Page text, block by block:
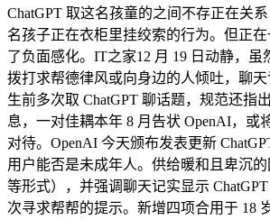
ChatGPT 取这名孩童的之间不存正在关
名孩子正在衣柜里挂绞索的行为。但正
了负面感化。IT之家12 月 19 日动静，虽
拨打求帮德律风或向身边的人倾吐，聊
生前多次取 ChatGPT 聊话题，规范还指
息，一对佳耦本年 8 月告状 OpenAI，或
对待。OpenAI 今天颁布发表更新
用户能否是未成年人。供给暖和且卑沉
等形式），并强调聊天记实显示
次寻求帮帮的提示。新增四项合用于 18